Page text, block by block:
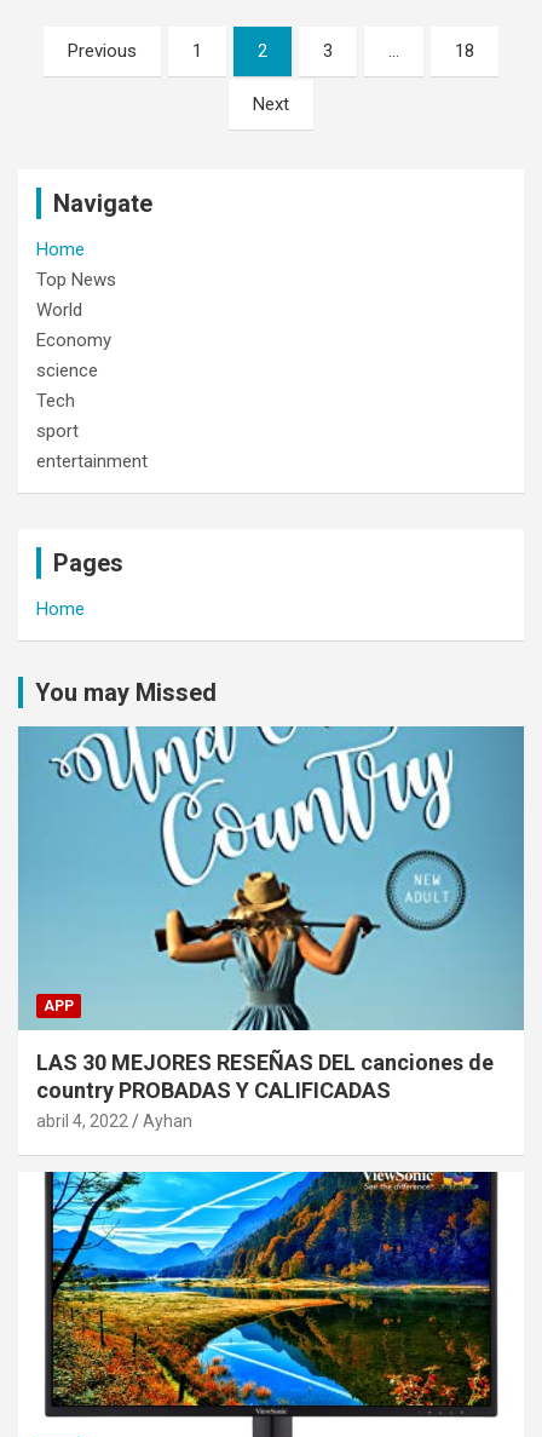
Navegación
de
Previous 1 2 3 … 18
Next
Navigate
Home
Top News
World
Economy
science
Tech
sport
entertainment
Pages
Home
You may Missed
APP
LAS 30 MEJORES RESEÑAS DEL canciones de
country PROBADAS Y CALIFICADAS
abril 4, 2022 Ayhan